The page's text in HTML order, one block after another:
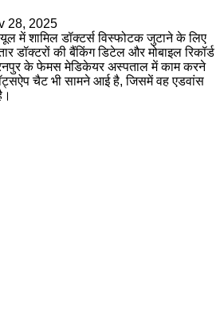
28, 2025
में शामिल डॉक्टर्स विस्फोटक जुटाने के लिए
डॉक्टरों की बैंकिंग डिटेल और मोबाइल रिकॉर्ड
के फेमस मेडिकेयर अस्पताल में काम करने
चैट भी सामने आई है, जिसमें वह एडवांस